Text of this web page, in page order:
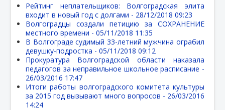
Рейтинг неплательщиков: Волгоградская элита
входит в новый год с долгами - 28/12/2018 09:23
Волгоградцы создали петицию за СОХРАНЕНИЕ
местного времени - 05/11/2018 11:35
В Волгограде судимый 33-летний мужчина ограбил
девушку-подростка - 05/11/2018 09:12
Прокуратура Волгоградской области наказала
педагогов за неправильное школьное расписание -
26/03/2016 17:47
Итоги работы волгоградского комитета культуры
за 2015 год вызывают много вопросов - 26/03/2016
14:24